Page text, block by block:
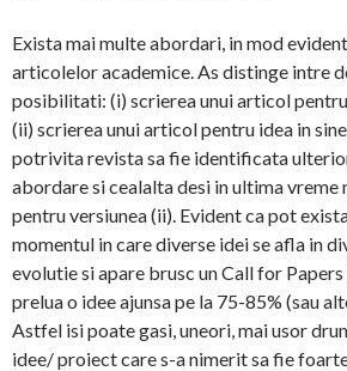
y
Exista mai multe abordari, in mod
articolelor academice. As distinge intre
posibilitati: (i) scrierea unui articol
(ii) scrierea unui articol pentru idea in
potrivita revista sa fie identificata
abordare si cealalta desi in ultima
pentru versiunea (ii). Evident ca pot
momentul in care diverse idei se afla in
evolutie si apare brusc un Call for
prelua o idee ajunsa pe la 75-85% (sau
Astfel isi poate gasi, uneori, mai usor
idee/ proiect care s-a nimerit sa fie